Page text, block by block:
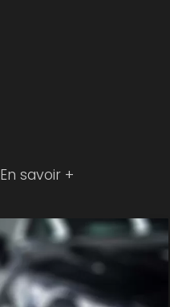
En savoir +